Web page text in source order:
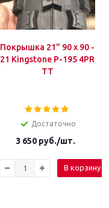
Покрышка 21" 90 x 90 -
21 Kingstone P-195 4PR
TT
Достаточно
3 650руб./шт.
В корзину